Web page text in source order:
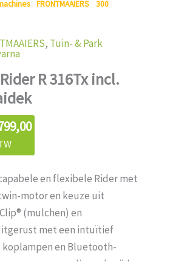
/ FRONTMAAIERS
300
, Tuin- & Park
R 316Tx incl.
en flexibele Rider met
motor en keuze uit
(mulchen) en
met een intuïtief
en Bluetooth-
u eenvoudig uw berijder